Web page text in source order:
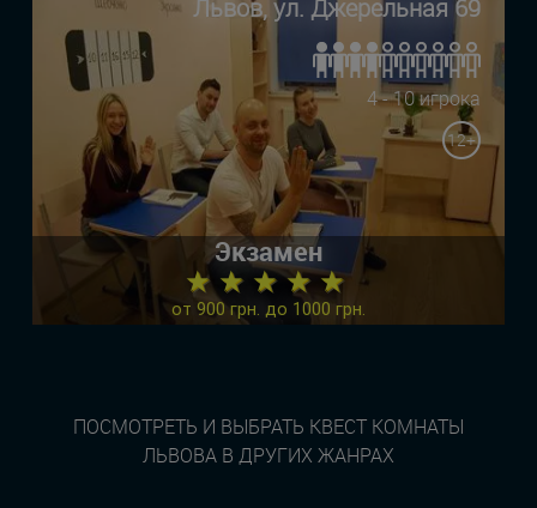
Львов, ул. Джерельная 69
4 - 10 игрока
12+
Экзамен
★ ★ ★ ★ ★
от 900 грн. до 1000 грн.
ПОСМОТРЕТЬ И ВЫБРАТЬ КВЕСТ КОМНАТЫ
ЛЬВОВА В ДРУГИХ ЖАНРАХ